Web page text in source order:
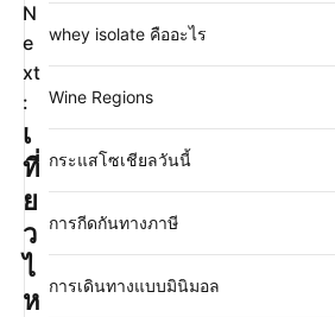
N
e
xt
:
เ
ที่
ย
ว
ไ
ห
whey isolate คืออะไร
Wine Regions
กระแสโซเชียลวันนี้
การกีดกันทางภาษี
การเดินทางแบบมินิมอล